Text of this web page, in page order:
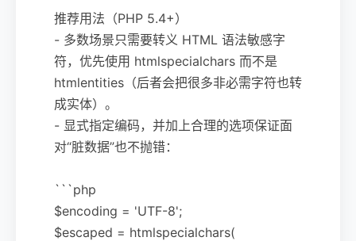
推荐用法（PHP 5.4+）
- 多数场景只需要转义 HTML 语法敏感字
符，优先使用 htmlspecialchars 而不是
htmlentities（后者会把很多非必需字符也转
成实体）。
- 显式指定编码，并加上合理的选项保证面
对“脏数据”也不抛错：
```php
$encoding = 'UTF-8';
$escaped = htmlspecialchars(